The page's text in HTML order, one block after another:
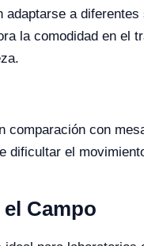
adaptarse a
la comodidad en el
comparación con
dificultar el
Campo